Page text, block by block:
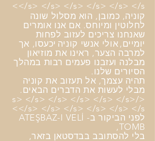
</s> </s> </s> </s> </s> </s>
קוניה, כמובן, הוא מסלול שונה
לחלוטין ומיוחס. אם אנו אומרים
שאנחנו צריכים לעזוב לפחות
יומיים,אולי אנשי קוניה יכעסו, אך
למרבה הצער, ראינו את מוזיאון
מבלנה ועזבנו פעמים רבות במהלך
הסיורים שלנו.
תהיה עצמך, אל תעזוב את קוניה
מבלי לעשות את הדברים הבאים.
</s> </s> </s> </s> </s> </s>
</s> </s> </s> </s> </s> </s>
לפני הביקור ב- ATEŞBAZ-I VELİ
TOMB,
בלי להסתובב בבדסטאן בזאר,